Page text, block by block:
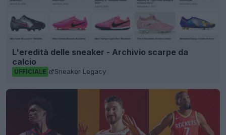
L'eredità delle sneaker - Archivio scarpe da
calcio
UFFICIALE Sneaker Legacy